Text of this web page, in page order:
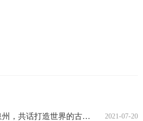
2021-07-20
文旅业界大咖齐聚泉州，共话打造世界的古城，活着的古城